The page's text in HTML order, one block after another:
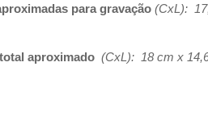
para gravação(CxL):
aproximado (CxL): 18 cm x